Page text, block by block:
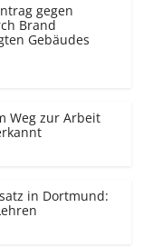
gegen
Brand
Gebäudes
Weg zur Arbeit
in Dortmund: